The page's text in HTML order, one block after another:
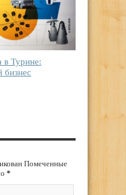
в Турине:
бизнес
Помеченные
*